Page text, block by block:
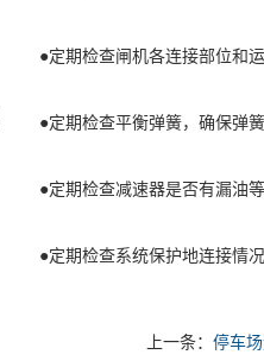
●定期检查闸机各连接部位和
●定期检查平衡弹簧，确保弹
●定期检查减速器是否有漏油等
●定期检查系统保护地连接情
上一条：停车